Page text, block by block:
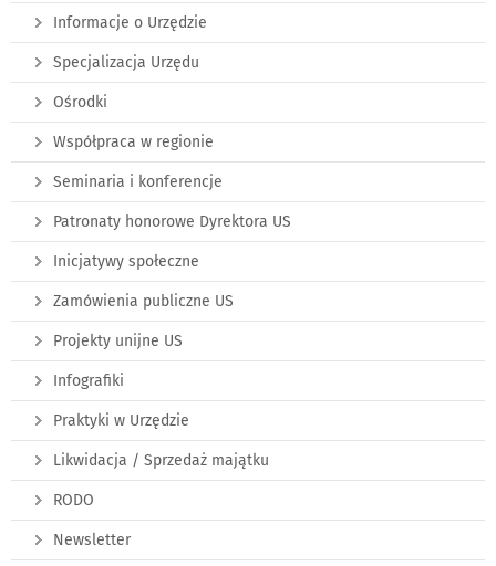
Informacje o Urzędzie
Specjalizacja Urzędu
Ośrodki
Współpraca w regionie
Seminaria i konferencje
Patronaty honorowe Dyrektora US
Inicjatywy społeczne
Zamówienia publiczne US
Projekty unijne US
Infografiki
Praktyki w Urzędzie
Likwidacja / Sprzedaż majątku
RODO
Newsletter